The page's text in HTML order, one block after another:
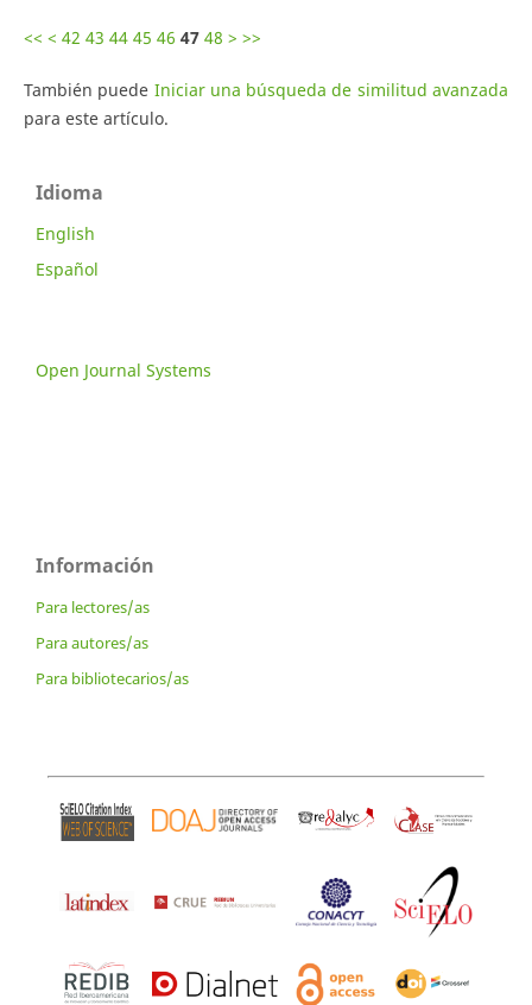
<< < 42 43 44 45 46 47 48 > >>
También puede Iniciar una búsqueda de similitud avanzada
para este artículo.
Idioma
English
Español
Open Journal Systems
Información
Para lectores/as
Para autores/as
Para bibliotecarios/as